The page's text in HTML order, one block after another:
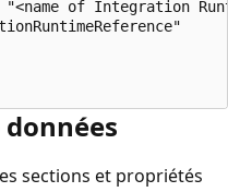
of Integration
sections et propriétés